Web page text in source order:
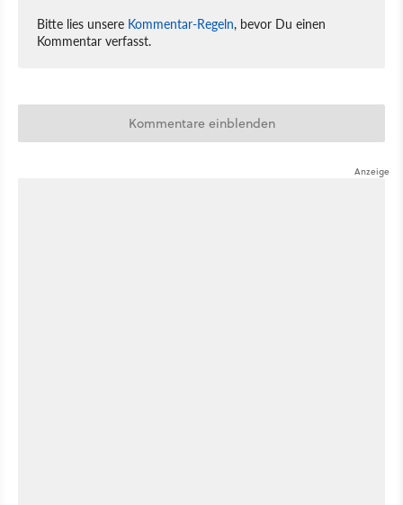
Bitte lies unsere Kommentar-Regeln, bevor Du einen
Kommentar verfasst.
Kommentare einblenden